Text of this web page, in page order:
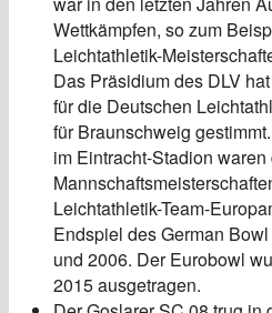
Wettkämpfen, so zum
Leichtathletik-
Das Präsidium des DLV
für die Deutschen
für Braunschweig
im Eintracht-Stadion
Leichtathletik-Team-
Endspiel des German
und 2006. Der Eurobowl
2015 ausgetragen.